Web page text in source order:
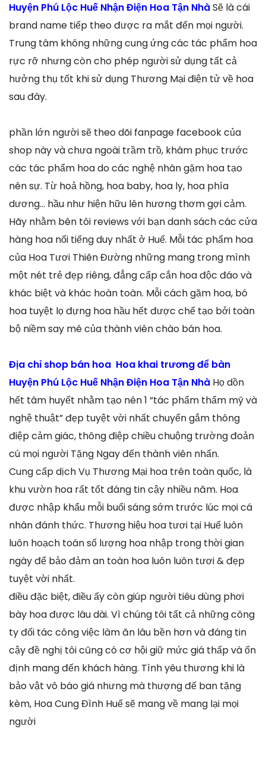
Huyện Phú Lộc Huế Nhận Điện Hoa Tận NhàSẽ là cái
brand name tiếp theo được ra mắt đến mọi người.
Trung tâm không những cung ứng các tác phẩm hoa
rực rỡ nhưng còn cho phép người sử dụng tất cả
hưởng thụ tốt khi sử dụng Thương Mại điện tử về hoa
sau đây.
phần lớn người sẽ theo dõi fanpage facebook của
shop này và chưa ngoài trầm trồ, khâm phục trước
các tác phẩm hoa do các nghệ nhân gặm hoa tạo
nên sự. Từ hoả hồng, hoa baby, hoa ly, hoa phía
dương… hầu như hiện hữu lên hương thơm gợi cảm.
Hãy nhằm bên tôi reviews với bạn danh sách các cửa
hàng hoa nổi tiếng duy nhất ở Huế. Mỗi tác phẩm hoa
của Hoa Tươi Thiên Đường những mang trong mình
một nét trẻ đẹp riêng, đẳng cấp cắn hoa độc đáo và
khác biệt và khác hoàn toàn. Mỗi cách gặm hoa, bó
hoa tuyệt lọ đựng hoa hầu hết được chế tạo bởi toàn
bộ niềm say mê của thành viên chào bán hoa.
Địa chỉ shop bán hoa Hoa khai trương để bàn
Huyện Phú Lộc Huế Nhận Điện Hoa Tận Nhà Họ dồn
hết tâm huyết nhằm tạo nên 1 “tác phẩm thẩm mỹ và
nghệ thuật” đẹp tuyệt vời nhất chuyển gắm thông
điệp cảm giác, thông điệp chiều chuộng trường đoản
cú mọi người Tặng Ngay đến thành viên nhấn.
Cung cấp dịch Vụ Thương Mại hoa trên toàn quốc, là
khu vườn hoa rất tốt đáng tin cậy nhiều năm. Hoa
được nhập khẩu mỗi buổi sáng sớm trước lúc mọi cá
nhân đánh thức. Thương hiệu hoa tươi tại Huế luôn
luôn hoạch toán số lượng hoa nhập trong thời gian
ngày để bảo đảm an toàn hoa luôn luôn tươi & đẹp
tuyệt vời nhất.
điều đặc biệt, điều ấy còn giúp người tiêu dùng phơi
bày hoa được lâu dài. Vì chúng tôi tất cả những công
ty đối tác công việc làm ăn lâu bền hơn và đáng tin
cậy đề nghị tôi cũng có cơ hội giữ mức giá thấp và ổn
định mang đến khách hàng. Tình yêu thương khi là
bảo vật vô báo giá nhưng mà thượng đế ban tặng
kèm, Hoa Cung Đình Huế sẽ mang về mang lại mọi
người